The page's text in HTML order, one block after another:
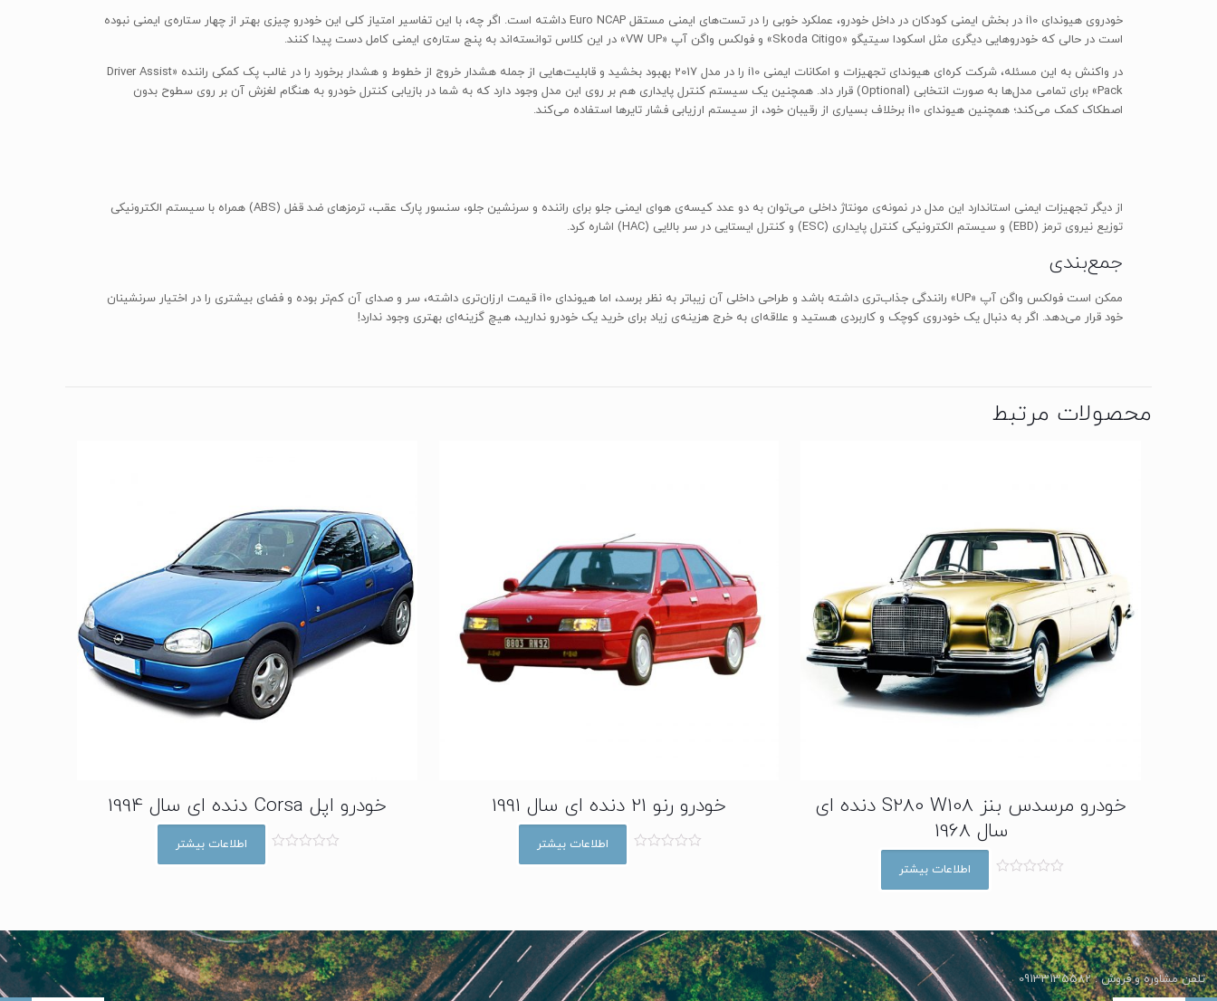
خودروی هیوندای i10 در بخش ایمنی کودکان در داخل خودرو، عملکرد خوبی را در تست‌های ایمنی مستقل Euro NCAP داشته است. اگر چه، با این تفاسیر امتیاز کلی این خودرو چیزی بهتر از چهار ستاره‌ی ایمنی نبوده
است در حالی که خودروهایی دیگری مثل اسکودا سیتیگو «Skoda Citigo» و فولکس واگن آپ «VW UP» در این کلاس توانسته‌اند به پنج ستاره‌ی ایمنی کامل دست پیدا کنند.
در واکنش به این مسئله، شرکت کره‌ای هیوندای تجهیزات و امکانات ایمنی i10 را در مدل 2017 بهبود بخشید و قابلیت‌هایی از جمله هشدار خروج از خطوط و هشدار برخورد را در غالب پک کمکی راننده «Driver Assist
Pack» برای تمامی مدل‌ها به صورت انتخابی (Optional) قرار داد. همچنین یک سیستم کنترل پایداری هم بر روی این مدل وجود دارد که به شما در بازیابی کنترل خودرو به هنگام لغزش آن بر روی سطوح بدون
اصطکاک کمک می‌کند؛ همچنین هیوندای i10 برخلاف بسیاری از رقیبان خود، از سیستم ارزیابی فشار تایرها استفاده می‌کند.
از دیگر تجهیزات ایمنی استاندارد این مدل در نمونه‌ی مونتاژ داخلی می‌توان به دو عدد کیسه‌ی هوای ایمنی جلو برای راننده و سرنشین جلو، سنسور پارک عقب، ترمزهای ضد قفل (ABS) همراه با سیستم الکترونیکی
توزیع نیروی ترمز (EBD) و سیستم الکترونیکی کنترل پایداری (ESC) و کنترل ایستایی در سر بالایی (HAC) اشاره کرد.
جمع‌بندی
ممکن است فولکس واگن آپ «UP» رانندگی جذاب‌تری داشته باشد و طراحی داخلی آن زیباتر به نظر برسد، اما هیوندای i10 قیمت ارزان‌تری داشته، سر و صدای آن کم‌تر بوده و فضای بیشتری را در اختیار سرنشینان
خود قرار می‌دهد. اگر به دنبال یک خودروی کوچک و کاربردی هستید و علاقه‌ای به خرج هزینه‌ی زیاد برای خرید یک خودرو ندارید، هیچ گزینه‌ای بهتری وجود ندارد!
محصولات مرتبط
خودرو مرسدس بنز S280 W108 دنده ای
سال 1968
ا
ز
0
ا
ز
5
اطلاعات بیشتر
خودرو رنو 21 دنده ای سال 1991
0
ا
ز
5
اطلاعات بیشتر
خودرو اپل Corsa دنده ای سال 1994
0
ا
ز
5
اطلاعات بیشتر
تلفن مشاوره و فروش : 09133135582